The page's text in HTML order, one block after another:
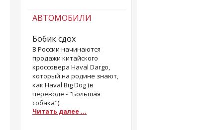
АВТОМОБИЛИ
Бобик сдох
В России начинаются
продажи китайского
кроссовера Haval Dargo,
который на родине знают,
как Haval Big Dog (в
переводе - "Большая
собака").
Читать далее ...